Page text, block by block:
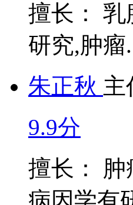
擅长：
研究,肿瘤
朱正秋 主
9.9分
擅长：